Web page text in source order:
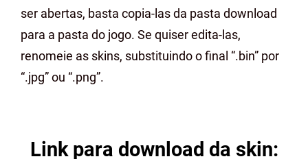
ser abertas, basta copia-las da pasta download
para a pasta do jogo. Se quiser edita-las,
renomeie as skins, substituindo o final “.bin” por
“.jpg” ou “.png”.
Link para download da skin: